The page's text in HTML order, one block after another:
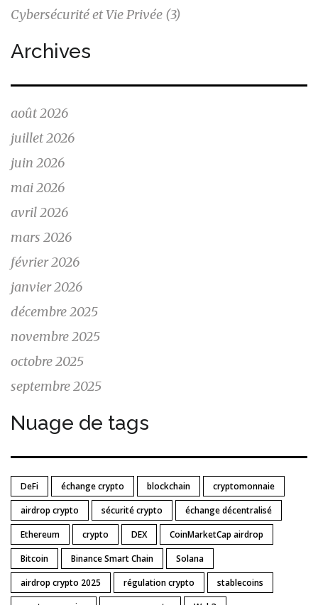
Cybersécurité et Vie Privée (3)
Archives
août 2026
juillet 2026
juin 2026
mai 2026
avril 2026
mars 2026
février 2026
janvier 2026
décembre 2025
novembre 2025
octobre 2025
septembre 2025
Nuage de tags
DeFi échange crypto blockchain
cryptomonnaie
airdrop crypto
sécurité crypto
échange décentralisé
Ethereum
crypto DEX
CoinMarketCap airdrop
Bitcoin
Binance Smart Chain
Solana
airdrop crypto 2025
régulation crypto
stablecoins